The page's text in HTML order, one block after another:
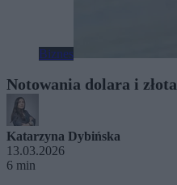
Biznes
Notowania dolara i
Katarzyna Dybińska
13.03.2026
6 min